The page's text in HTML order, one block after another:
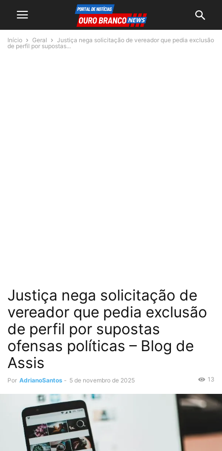
Início Geral
Justiça nega solicitação de vereador que pedia exclusão
de perfil por supostas...
Justiça nega solicitação de
vereador que pedia exclusão
de perfil por supostas
ofensas políticas – Blog de
Assis
Por AdrianoSantos - 5 de novembro de 2025 13